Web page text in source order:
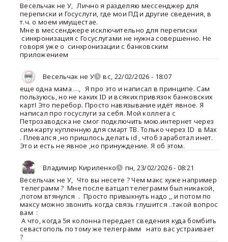
Весельчак не У, Лично я разделяю мессенджер для
переписки и Госуслуги, где мои ПД и другие сведения, в
т.ч. о моем имущестае.
Мне в мессенджере исключительно для переписки
синхронизация с Госуслугами не нужна совершенно. Не
говоря уже о синхронизации с банковским
приложением
Весельчак не У
вс, 22/02/2026 - 18:07
еще одна мама …, Я про это и написал в принципе. Сам
пользуюсь, но не каких ID и всяких привязок банковских
карт! Это перебор. Просто навязывание идёт явное. Я
написал про госуслуги за себя. Мой коллега с
Петрозаводска не смог подключить мою.интернет через
сим-карту купленную для смарт ТВ. Только через ID в Мах
. Плевался ,но пришлось делать id , чтоб заработал инет.
Это и есть не явное ,но принуждение. Я об этом.
Владимир Кириленко
пн, 23/02/2026 - 08:21
Весельчак не У, Что вы несете ? Чем макс хуже например
телеграмм ? Мне после ватцап телеграмм был никакой,
,потом втянулся . Просто привыкнуть надо ,, и потом по
максу можно звонить когда связь глушится ..такой вопрос
вам :
А что, когда 5я колонна передает сведения куда бомбить
севастополь по тому же телеграмм нато вас устраивает
?